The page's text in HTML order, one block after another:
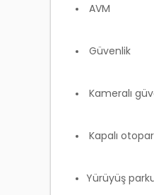
AVM
Güvenlik
Kameralı
Kapalı
Yürüyüş